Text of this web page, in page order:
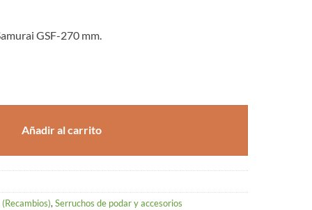
GSF-270 mm.
Añadir al carrito
, Serruchos de podar y accesorios